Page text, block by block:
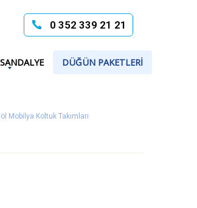
0 352 339 21 21
DÜĞÜN PAKETLERI
Mobilya Koltuk Takımları